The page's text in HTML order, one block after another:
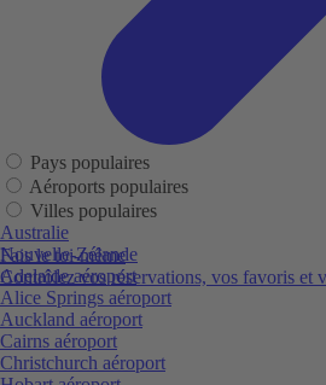
Fais le toi-même
Contrôlez vos réservations, vos favoris et
Pays populaires
Aéroports populaires
Villes populaires
Australie
Nouvelle-Zélande
Adelaide aéroport
Alice Springs aéroport
Auckland aéroport
Cairns aéroport
Christchurch aéroport